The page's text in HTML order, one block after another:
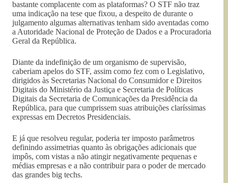
bastante complacente com as plataformas? O STF não traz
uma indicação na tese que fixou, a despeito de durante o
julgamento algumas alternativas tenham sido aventadas como
a Autoridade Nacional de Proteção de Dados e a Procuradoria
Geral da República.
Diante da indefinição de um organismo de supervisão,
caberiam apelos do STF, assim como fez com o Legislativo,
dirigidos às Secretarias Nacional do Consumidor e Direitos
Digitais do Ministério da Justiça e Secretaria de Políticas
Digitais da Secretaria de Comunicações da Presidência da
República, para que cumprissem suas atribuições claríssimas
expressas em Decretos Presidenciais.
E já que resolveu regular, poderia ter imposto parâmetros
definindo assimetrias quanto às obrigações adicionais que
impôs, com vistas a não atingir negativamente pequenas e
médias empresas e a não contribuir para o poder de mercado
das grandes big techs.